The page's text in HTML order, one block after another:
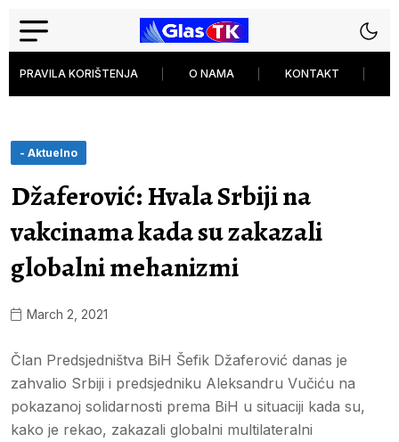
PRAVILA KORIŠTENJA O NAMA KONTAKT
- Aktuelno
Džaferović: Hvala Srbiji na
vakcinama kada su zakazali
globalni mehanizmi
March 2, 2021
Član Predsjedništva BiH Šefik Džaferović danas je
zahvalio Srbiji i predsjedniku Aleksandru Vučiću na
pokazanoj solidarnosti prema BiH u situaciji kada su,
kako je rekao, zakazali globalni multilateralni